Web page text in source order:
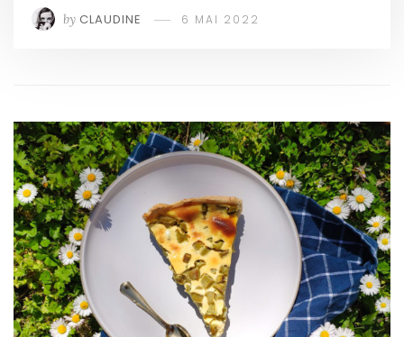
by CLAUDINE 6 MAI 2022